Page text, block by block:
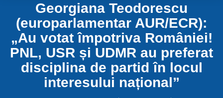
Georgiana Teodorescu
(europarlamentar AUR/ECR):
„Au votat împotriva României!
PNL, USR și UDMR au preferat
disciplina de partid în locul
interesului național”